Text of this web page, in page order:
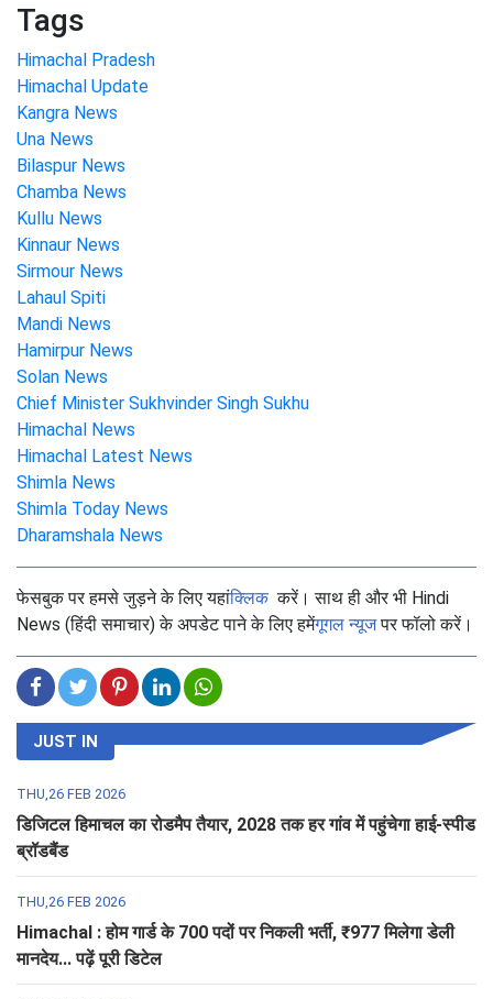
Tags
Himachal Pradesh
Himachal Update
Kangra News
Una News
Bilaspur News
Chamba News
Kullu News
Kinnaur News
Sirmour News
Lahaul Spiti
Mandi News
Hamirpur News
Solan News
Chief Minister Sukhvinder Singh Sukhu
Himachal News
Himachal Latest News
Shimla News
Shimla Today News
Dharamshala News
फेसबुक पर हमसे जुड़ने के लिए यहांक्लिककरें। साथ ही और भी Hindi
News (हिंदी समाचार) के अपडेट पाने के लिए हमेंगूगल न्यूजपर फॉलो करें।
JUST IN
THU,26 FEB 2026
डिजिटल हिमाचल का रोडमैप तैयार, 2028 तक हर गांव में पहुंचेगा हाई-स्पीड
ब्रॉडबैंड
THU,26 FEB 2026
Himachal : होम गार्ड के 700 पदों पर निकली भर्ती, ₹977 मिलेगा डेली
मानदेय... पढ़ें पूरी डिटेल